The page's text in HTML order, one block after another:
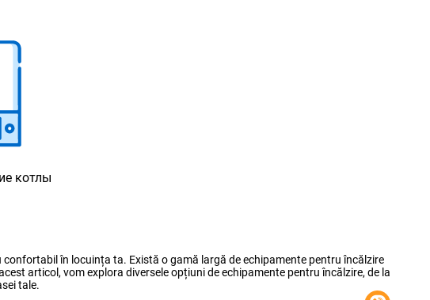
котлы
în locuința ta. Există o gamă largă de echipamente pentru încălzire
articol, vom explora diversele opțiuni de echipamente pentru încălzire, de la
tale.